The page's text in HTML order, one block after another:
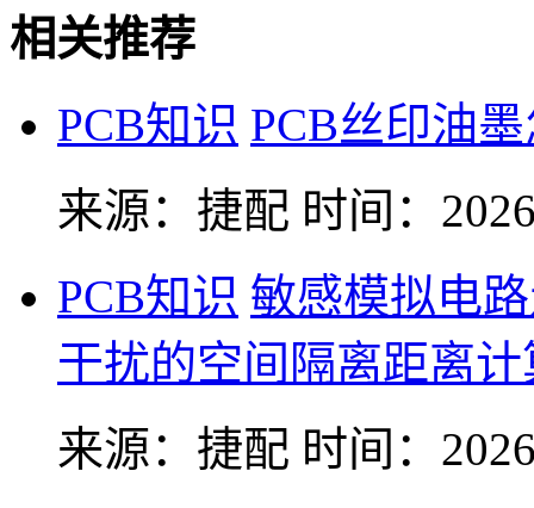
相关推荐
PCB知识 PCB丝印油
来源：捷配 时间：
PCB知识 敏感模拟电
干扰的空间隔离距离计
来源：捷配 时间：